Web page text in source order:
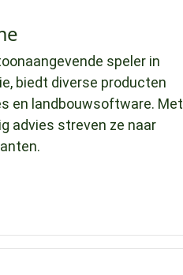
speler in
biedt diverse producten
en landbouwsoftware. Met
advies streven ze naar